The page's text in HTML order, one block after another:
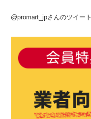
@promart_jpさんのツイート